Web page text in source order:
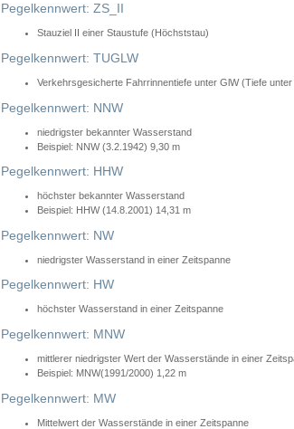
Pegelkennwert: ZS_II
Stauziel II einer Staustufe (Höchststau)
Pegelkennwert: TUGLW
Verkehrsgesicherte Fahrrinnentiefe unter GlW (Tiefe unter
Pegelkennwert: NNW
niedrigster bekannter Wasserstand
Beispiel: NNW (3.2.1942) 9,30 m
Pegelkennwert: HHW
höchster bekannter Wasserstand
Beispiel: HHW (14.8.2001) 14,31 m
Pegelkennwert: NW
niedrigster Wasserstand in einer Zeitspanne
Pegelkennwert: HW
höchster Wasserstand in einer Zeitspanne
Pegelkennwert: MNW
mittlerer niedrigster Wert der Wasserstände in einer
Beispiel: MNW(1991/2000) 1,22 m
Pegelkennwert: MW
Mittelwert der Wasserstände in einer Zeitspanne